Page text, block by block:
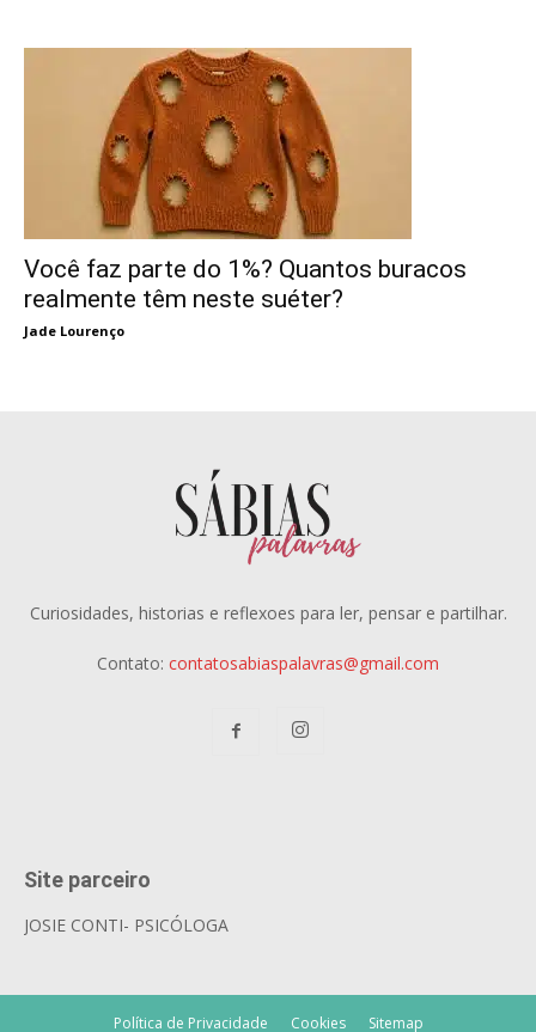
Você faz parte do 1%? Quantos buracos
realmente têm neste suéter?
Jade Lourenço
Curiosidades, historias e reflexoes para ler, pensar e partilhar.
Contato: contatosabiaspalavras@gmail.com
Site parceiro
JOSIE CONTI- PSICÓLOGA
Política de Privacidade Cookies Sitemap